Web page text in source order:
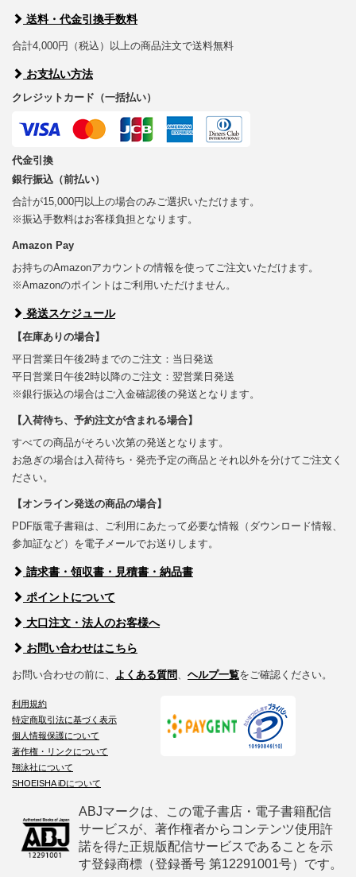
送料・代金引換手数料
合計4,000円（税込）以上の商品注文で送料無料
お支払い方法
クレジットカード（一括払い）
代金引換
銀行振込（前払い）
合計が15,000円以上の場合のみご選択いただけます。
※振込手数料はお客様負担となります。
Amazon Pay
お持ちのAmazonアカウントの情報を使ってご注文いただけます。
※Amazonのポイントはご利用いただけません。
発送スケジュール
【在庫ありの場合】
平日営業日午後2時までのご注文：当日発送
平日営業日午後2時以降のご注文：翌営業日発送
※銀行振込の場合はご入金確認後の発送となります。
【入荷待ち、予約注文が含まれる場合】
すべての商品がそろい次第の発送となります。
お急ぎの場合は入荷待ち・発売予定の商品とそれ以外を分けてご注文く
ださい。
【オンライン発送の商品の場合】
PDF版電子書籍は、ご利用にあたって必要な情報（ダウンロード情報、
参加証など）を電子メールでお送りします。
請求書・領収書・見積書・納品書
ポイントについて
大口注文・法人のお客様へ
お問い合わせはこちら
お問い合わせの前に、 よくある質問、 ヘルプ一覧をご確認ください。
利用規約
特定商取引法に基づく表示
個人情報保護について
著作権・リンクについて
翔泳社について
SHOEISHA iDについて
ABJマークは、この電子書店・電子書籍配信
サービスが、著作権者からコンテンツ使用許
諾を得た正規版配信サービスであることを示
す登録商標（登録番号 第12291001号）です。